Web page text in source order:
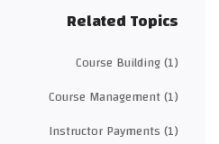
Related Topics
Course Building(1)
Course Management(1)
Instructor Payments(1)